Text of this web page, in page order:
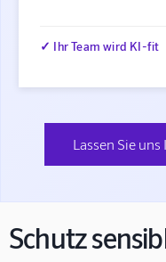
✓ Ihr Team wird KI-fit
Lassen Sie
Schutz